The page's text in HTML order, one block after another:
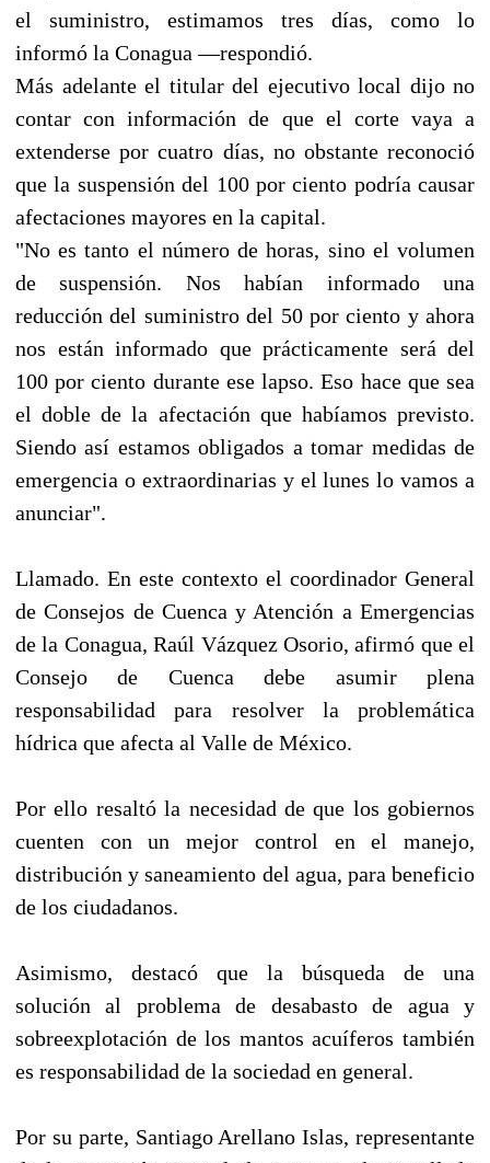
el suministro, estimamos tres días, como lo
informó la Conagua —respondió.
Más adelante el titular del ejecutivo local dijo no
contar con información de que el corte vaya a
extenderse por cuatro días, no obstante reconoció
que la suspensión del 100 por ciento podría causar
afectaciones mayores en la capital.
"No es tanto el número de horas, sino el volumen
de suspensión. Nos habían informado una
reducción del suministro del 50 por ciento y ahora
nos están informado que prácticamente será del
100 por ciento durante ese lapso. Eso hace que sea
el doble de la afectación que habíamos previsto.
Siendo así estamos obligados a tomar medidas de
emergencia o extraordinarias y el lunes lo vamos a
anunciar".
Llamado. En este contexto el coordinador General
de Consejos de Cuenca y Atención a Emergencias
de la Conagua, Raúl Vázquez Osorio, afirmó que el
Consejo de Cuenca debe asumir plena
responsabilidad para resolver la problemática
hídrica que afecta al Valle de México.
Por ello resaltó la necesidad de que los gobiernos
cuenten con un mejor control en el manejo,
distribución y saneamiento del agua, para beneficio
de los ciudadanos.
Asimismo, destacó que la búsqueda de una
solución al problema de desabasto de agua y
sobreexplotación de los mantos acuíferos también
es responsabilidad de la sociedad en general.
Por su parte, Santiago Arellano Islas, representante